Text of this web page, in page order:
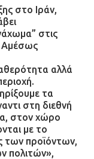
στο Ιράν,
στις
Αμέσως
αλλά
τα
στη διεθνή
στον χώρο
με το
των προϊόντων,
πολιτών»,